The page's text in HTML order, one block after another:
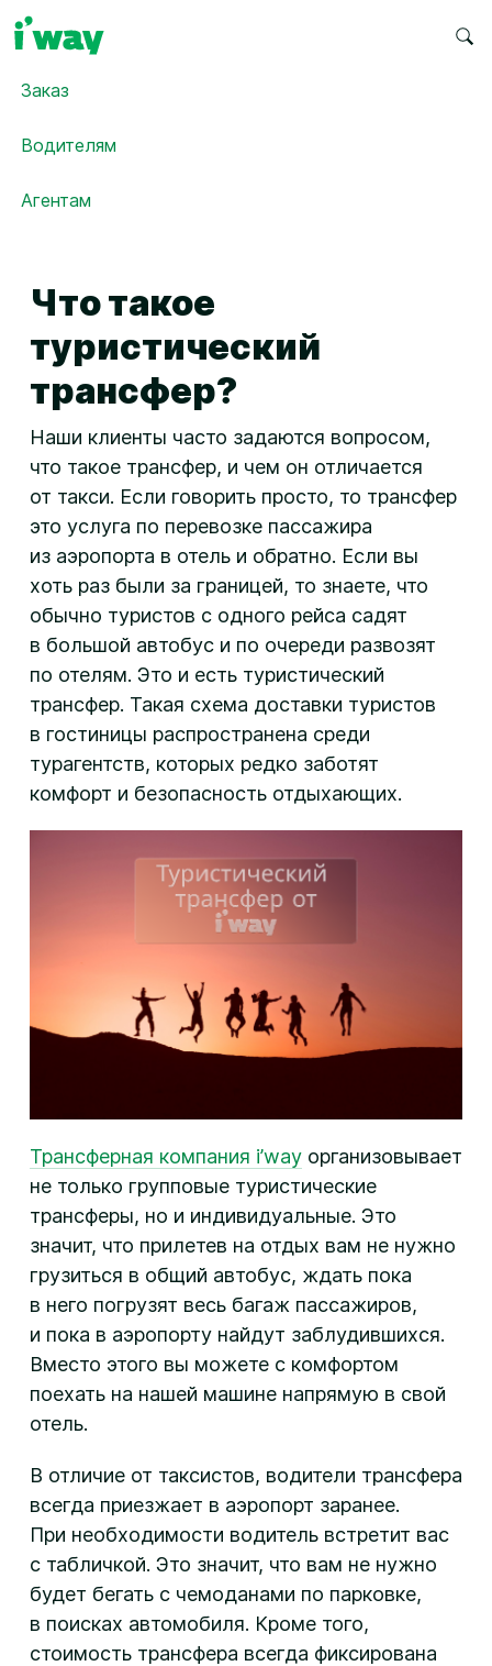
Заказ
Водителям
Агентам
Что такое
туристический
трансфер?
Наши клиенты часто задаются вопросом,
что такое трансфер, и чем он отличается
от такси. Если говорить просто, то трансфер
это услуга по перевозке пассажира
из аэропорта в отель и обратно. Если вы
хоть раз были за границей, то знаете, что
обычно туристов с одного рейса садят
в большой автобус и по очереди развозят
по отелям. Это и есть туристический
трансфер. Такая схема доставки туристов
в гостиницы распространена среди
турагентств, которых редко заботят
комфорт и безопасность отдыхающих.
Трансферная компания i’wayорганизовывает
не только групповые туристические
трансферы, но и индивидуальные. Это
значит, что прилетев на отдых вам не нужно
грузиться в общий автобус, ждать пока
в него погрузят весь багаж пассажиров,
и пока в аэропорту найдут заблудившихся.
Вместо этого вы можете с комфортом
поехать на нашей машине напрямую в свой
отель.
В отличие от таксистов, водители трансфера
всегда приезжает в аэропорт заранее.
При необходимости водитель встретит вас
с табличкой. Это значит, что вам не нужно
будет бегать с чемоданами по парковке,
в поисках автомобиля. Кроме того,
стоимость трансфера всегда фиксирована